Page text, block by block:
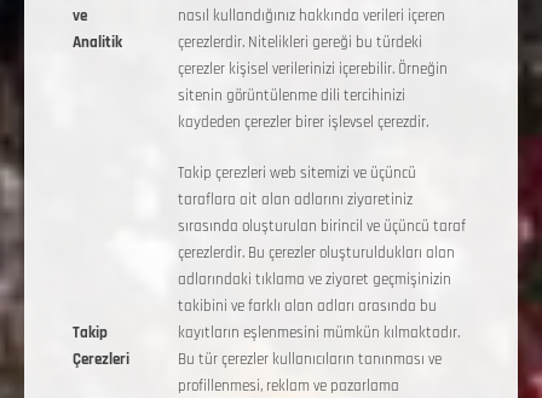
ve
Analitik
nasıl kullandığınız hakkında verileri içeren
çerezlerdir. Nitelikleri gereği bu türdeki
çerezler kişisel verilerinizi içerebilir. Örneğin
sitenin görüntülenme dili tercihinizi
kaydeden çerezler birer işlevsel çerezdir.
Takip
Çerezleri
Takip çerezleri web sitemizi ve üçüncü
taraflara ait alan adlarını ziyaretiniz
sırasında oluşturulan birincil ve üçüncü taraf
çerezlerdir. Bu çerezler oluşturuldukları alan
adlarındaki tıklama ve ziyaret geçmişinizin
takibini ve farklı alan adları arasında bu
kayıtların eşlenmesini mümkün kılmaktadır.
Bu tür çerezler kullanıcıların tanınması ve
profillenmesi, reklam ve pazarlama